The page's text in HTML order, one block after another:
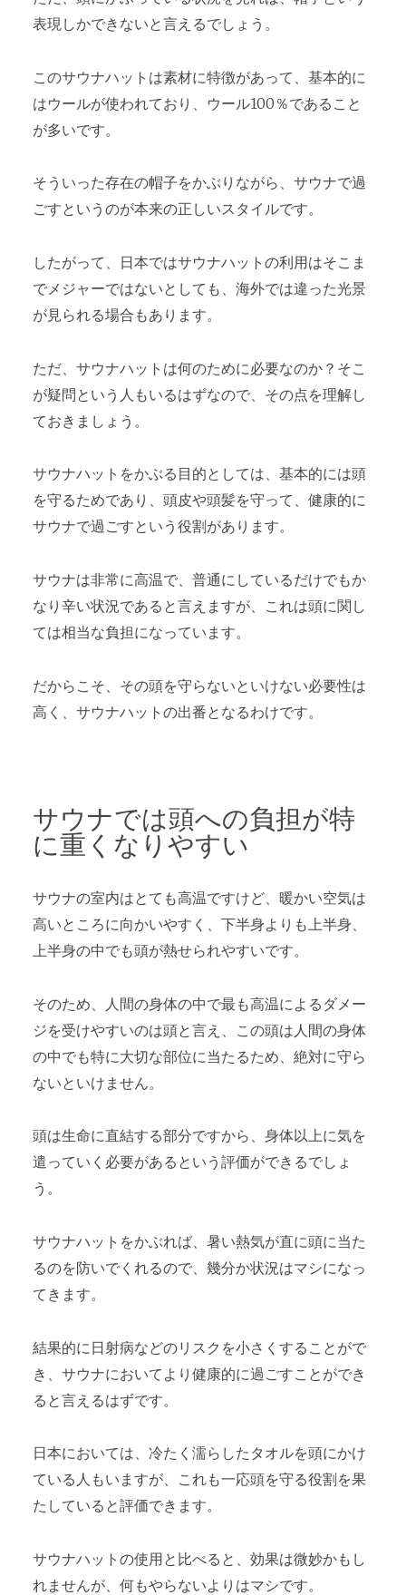
表現しかできないと言えるでしょう。
このサウナハットは素材に特徴があって、基本的に
はウールが使われており、ウール100％であること
が多いです。
そういった存在の帽子をかぶりながら、サウナで過
ごすというのが本来の正しいスタイルです。
したがって、日本ではサウナハットの利用はそこま
でメジャーではないとしても、海外では違った光景
が見られる場合もあります。
ただ、サウナハットは何のために必要なのか？そこ
が疑問という人もいるはずなので、その点を理解し
ておきましょう。
サウナハットをかぶる目的としては、基本的には頭
を守るためであり、頭皮や頭髪を守って、健康的に
サウナで過ごすという役割があります。
サウナは非常に高温で、普通にしているだけでもか
なり辛い状況であると言えますが、これは頭に関し
ては相当な負担になっています。
だからこそ、その頭を守らないといけない必要性は
高く、サウナハットの出番となるわけです。
サウナでは頭への負担が特
に重くなりやすい
サウナの室内はとても高温ですけど、暖かい空気は
高いところに向かいやすく、下半身よりも上半身、
上半身の中でも頭が熱せられやすいです。
そのため、人間の身体の中で最も高温によるダメー
ジを受けやすいのは頭と言え、この頭は人間の身体
の中でも特に大切な部位に当たるため、絶対に守ら
ないといけません。
頭は生命に直結する部分ですから、身体以上に気を
遣っていく必要があるという評価ができるでしょ
う。
サウナハットをかぶれば、暑い熱気が直に頭に当た
るのを防いでくれるので、幾分か状況はマシになっ
てきます。
結果的に日射病などのリスクを小さくすることがで
き、サウナにおいてより健康的に過ごすことができ
ると言えるはずです。
日本においては、冷たく濡らしたタオルを頭にかけ
ている人もいますが、これも一応頭を守る役割を果
たしていると評価できます。
サウナハットの使用と比べると、効果は微妙かもし
れませんが、何もやらないよりはマシです。